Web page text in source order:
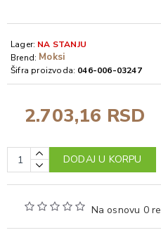
Na osnovu 0
2.703,16 RSD
Lager: NA STANJU
Brend: Moksi
Šifra proizvoda: 046-006-03247
DODAJ U KORPU